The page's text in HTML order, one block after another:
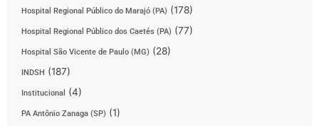
Hospital Regional Público do Marajó (PA) (178)
Hospital Regional Público dos Caetés (PA) (77)
Hospital São Vicente de Paulo (MG) (28)
INDSH (187)
Institucional (4)
PA Antônio Zanaga (SP) (1)